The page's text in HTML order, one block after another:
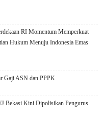
RI Momentum Memperkuat
Hukum Menuju Indonesia Emas
Gaji ASN dan PPPK
Bekasi Kini Dipolisikan Pengurus